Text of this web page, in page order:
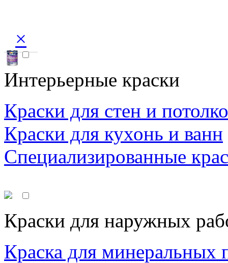
×
Интерьерные краски
Краски для стен и
Краски для кухонь и ванн
Специализированные
Краски для наружных
Краска для минеральных